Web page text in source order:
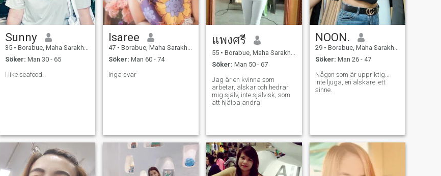
Sunny
35 • Borabue, Maha Sarakham, Thailand
Söker: Man 30 - 65
I like seafood.
Isaree
47 • Borabue, Maha Sarakham, Thailand
Söker: Man 60 - 74
Inga svar
แพงศรี
55 • Borabue, Maha Sarakham, Thailand
Söker: Man 50 - 67
Jag är en kvinna som
arbetar, älskar och hedrar
mig själv, inte självisk, som
att hjälpa andra.
NOON.
29 • Borabue, Maha Sarakham, Thailand
Söker: Man 26 - 47
Någon som är uppriktig...
inte ljuga, en älskare ​ ett
sinne.